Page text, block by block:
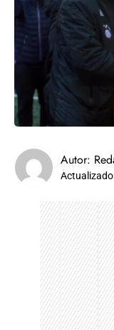
Autor: